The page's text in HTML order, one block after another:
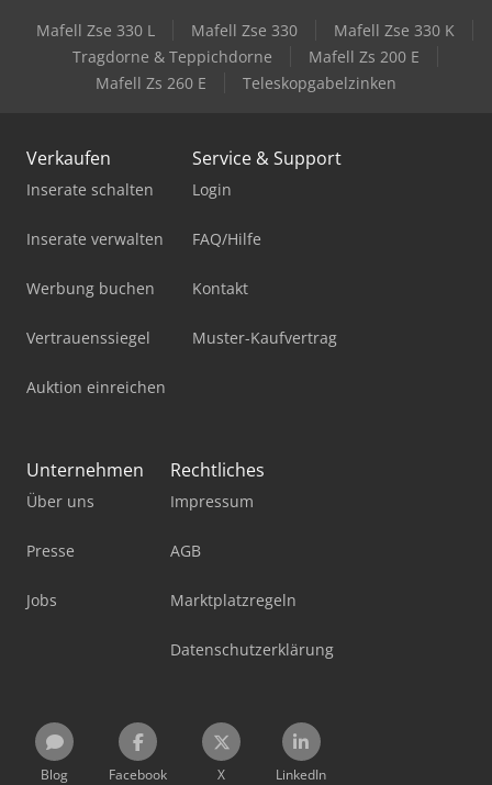
Mafell Zse 330 L Mafell Zse 330
Mafell Zse 330 K
Tragdorne & Teppichdorne
Mafell Zs 200 E
Mafell Zs 260 E
Teleskopgabelzinken
Verkaufen
Inserate schalten
Inserate verwalten
Werbung buchen
Vertrauenssiegel
Auktion einreichen
Service & Support
Login
FAQ/Hilfe
Kontakt
Muster-Kaufvertrag
Unternehmen
Über uns
Presse
Jobs
Rechtliches
Impressum
AGB
Marktplatzregeln
Datenschutzerklärung
Blog Facebook X LinkedIn